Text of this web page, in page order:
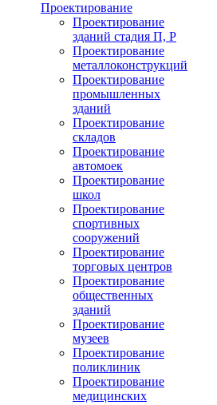
Проектирование
Проектирование
зданий стадия П, Р
Проектирование
металлоконструкций
Проектирование
промышленных
зданий
Проектирование
складов
Проектирование
автомоек
Проектирование
школ
Проектирование
спортивных
сооружений
Проектирование
торговых центров
Проектирование
общественных
зданий
Проектирование
музеев
Проектирование
поликлиник
Проектирование
медицинских